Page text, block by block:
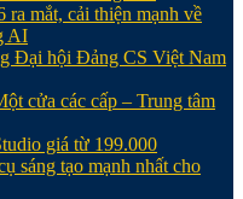
mắt, cải thiện mạnh về
AI
Đại hội Đảng CS Việt Nam
cửa các cấp – Trung tâm
giá từ 199.000
sáng tạo mạnh nhất cho